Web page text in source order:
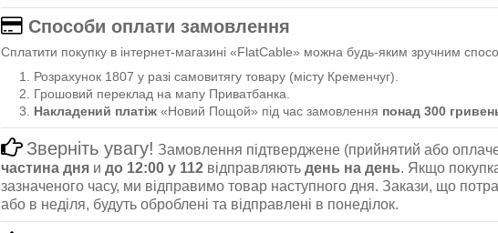
Способи оплати замовлення
Сплатити покупку в інтернет-магазині «FlatCable» можна будь-яким зручним
Розрахунок 1807 у разі самовитягу товару (місту Кременчуг).
Грошовий переклад на мапу Приватбанка.
Накладений платіж «Новий Пощой» під час замовлення понад 300
Зверніть увагу! Замовлення підтверджене (прийнятий або
частина дня и до 12:00 у 112 відправляють день на день. Якщо
зазначеного часу, ми відправимо товар наступного дня. Закази, що
або в неділя, будуть оброблені та відправлені в понеділок.